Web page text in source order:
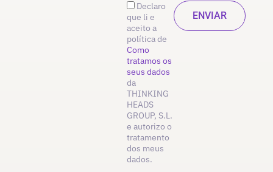
Declaro
que li e
aceito a
política de
Como
tratamos os
seus dados
da
THINKING
HEADS
GROUP, S.L.
e autorizo o
tratamento
dos meus
dados.